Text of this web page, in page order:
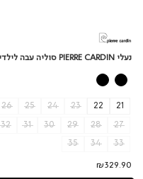
נעלי PIERRE CARDIN סוליה עבה לילדים
21
22
23
24
25
26
27
28
29
30
31
32
33
34
35
₪329.90